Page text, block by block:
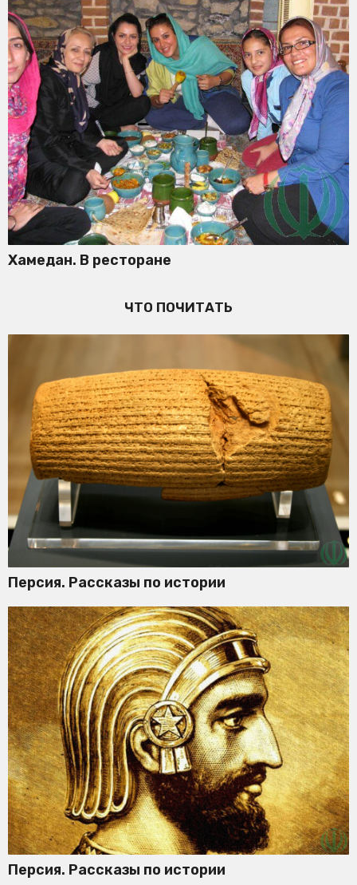
Хамедан. В ресторане
ЧТО ПОЧИТАТЬ
Персия. Рассказы по истории
Персия. Рассказы по истории